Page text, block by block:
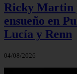
Ricky Martin
ensueño en
Lucía y Renn
04/08/2026